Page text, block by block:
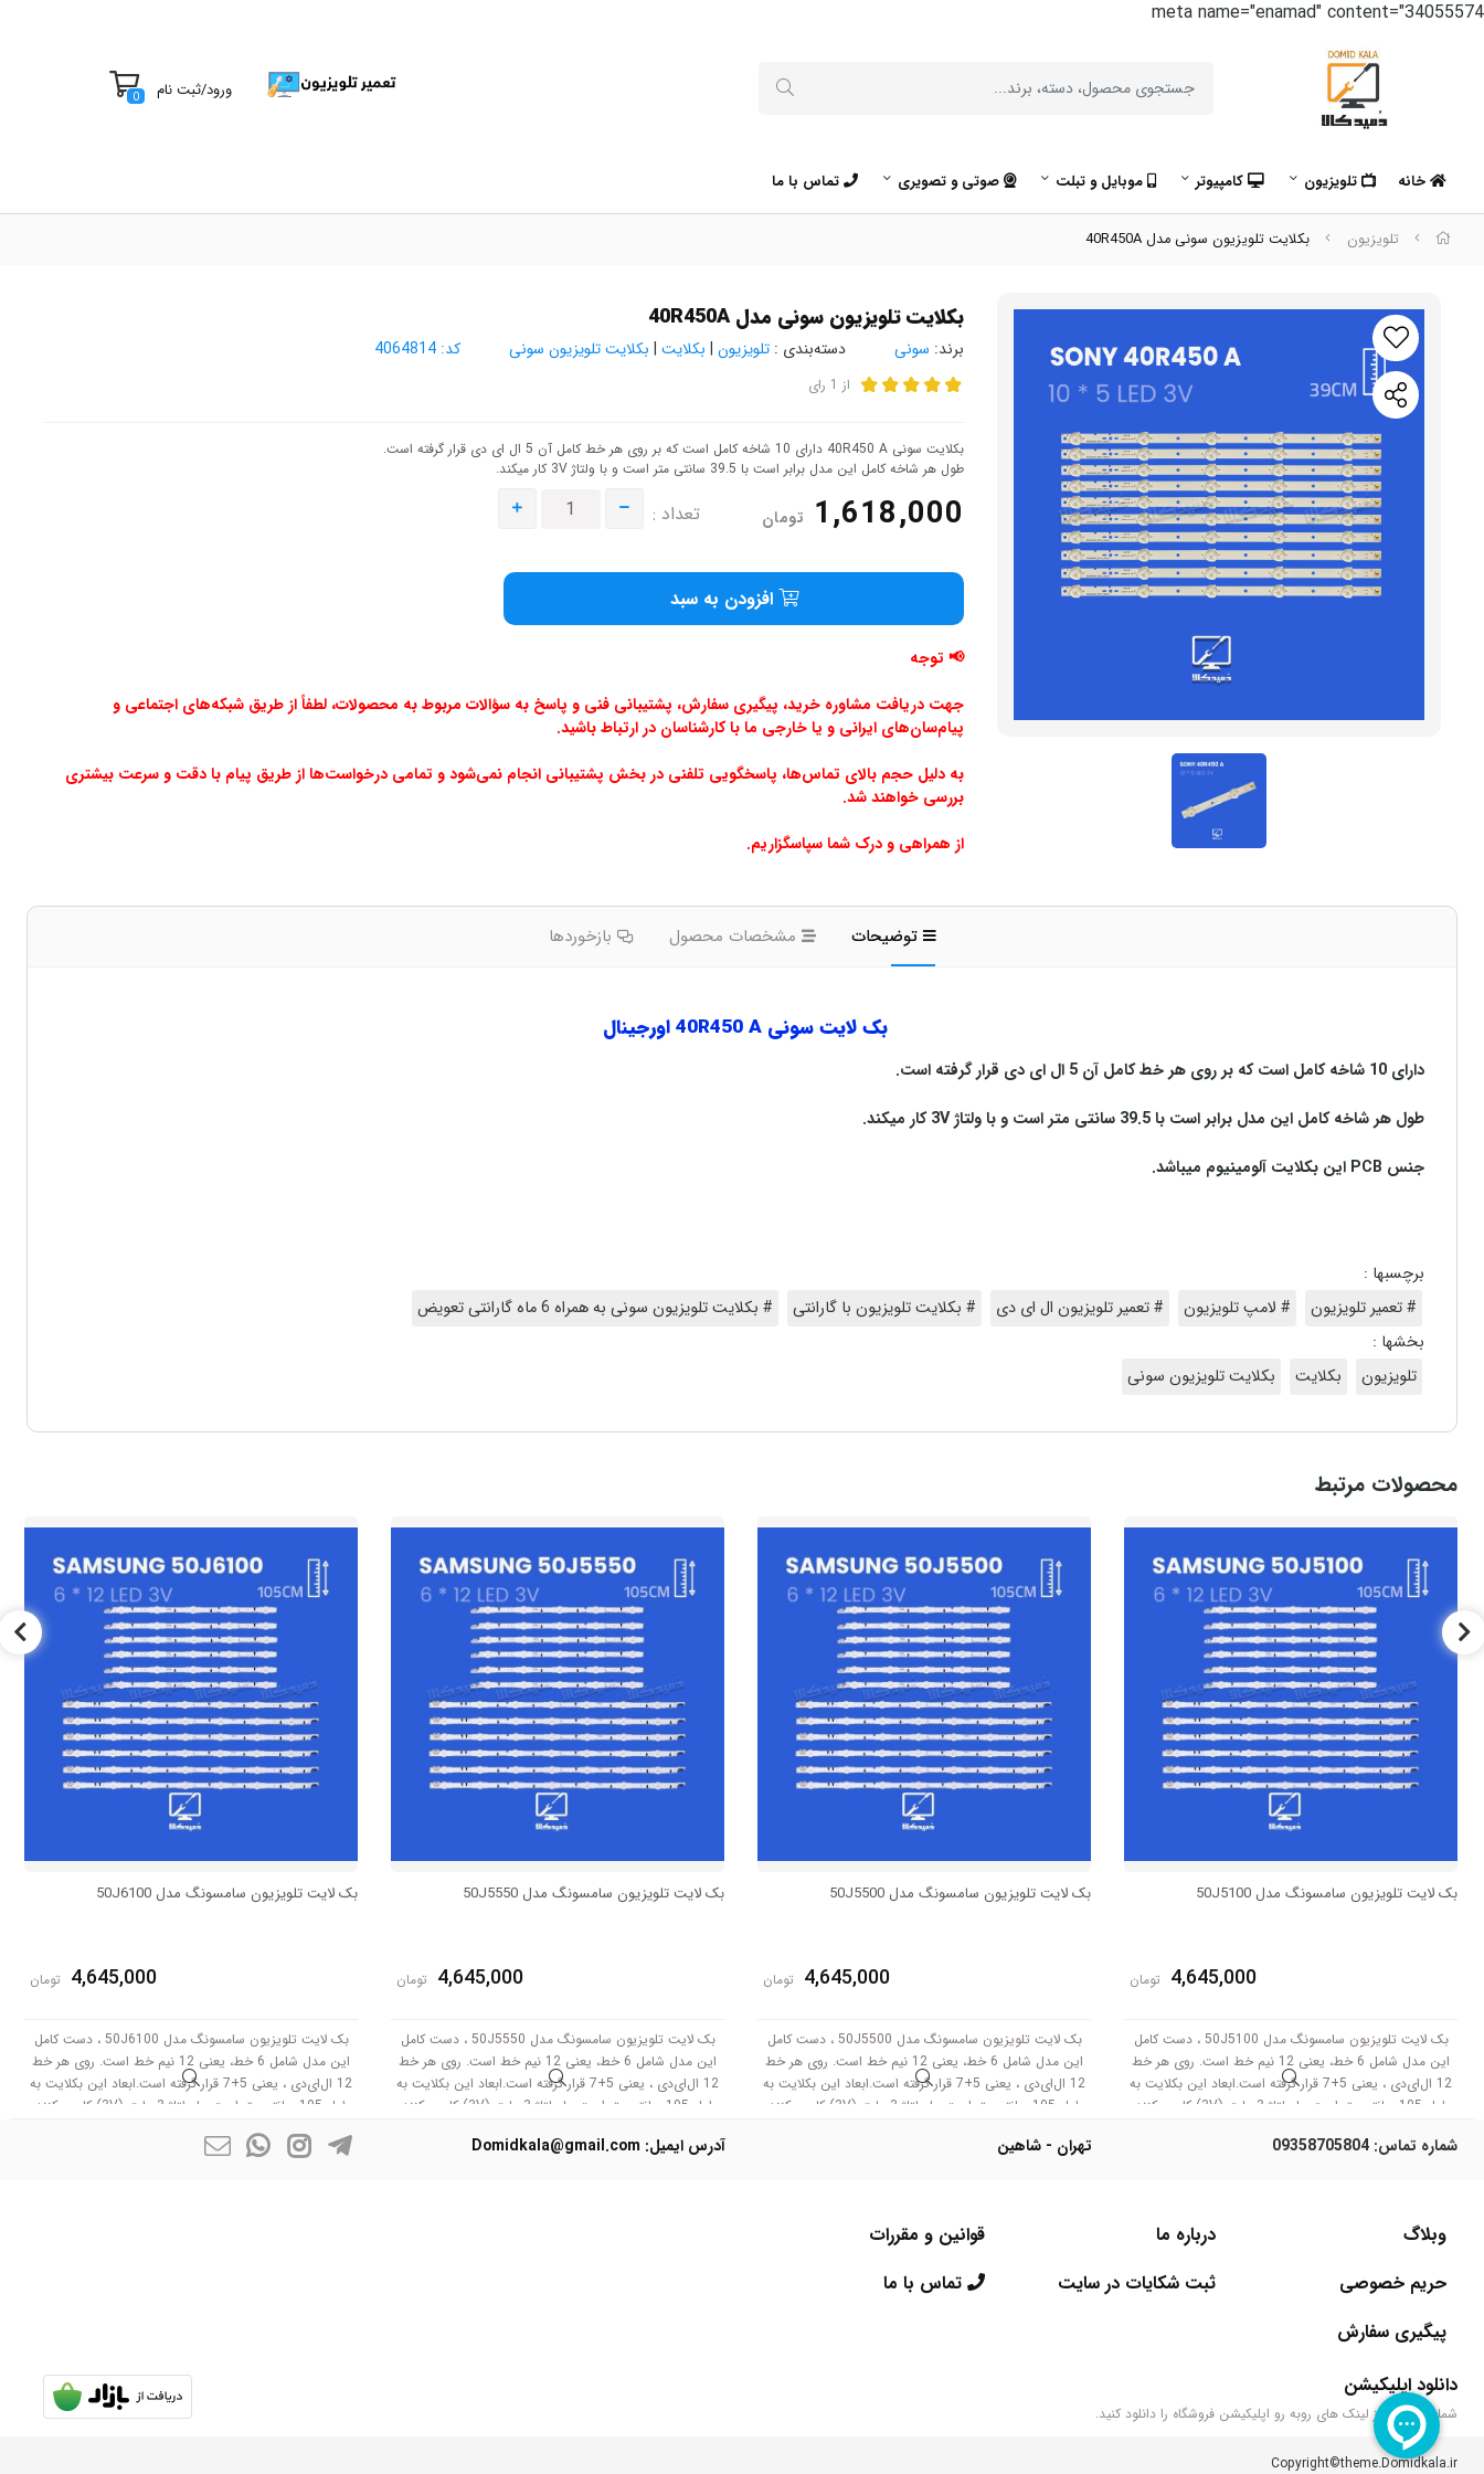
meta name="enamad" content="34055574
ورود/ثبت نام 0
خانه تلویزیون کامپیوتر موبایل و تبلت صوتی و تصویری تماس با ما
تلویزیون بکلایت تلویزیون سونی مدل 40R450A
بکلایت تلویزیون سونی مدل 40R450A
برند: سونی دسته‌بندی : تلویزیون | بکلایت | بکلایت تلویزیون سونی کد:
از 1 رای
بکلایت سونی 40R450 A دارای 10 شاخه کامل است که بر روی هر خط کامل آن 5 ال ای دی قرار گرفته است.
طول هر شاخه کامل این مدل برابر است با 39.5 سانتی متر است و با ولتاژ 3V کار میکند.
1,618,000 تومان تعداد :
افزودن به سبد
📢 توجه
جهت دریافت مشاوره خرید، پیگیری سفارش، پشتیبانی فنی و پاسخ به سؤالات مربوط به محصولات، لطفاً از طریق شبکه‌های اجتماعی و
پیام‌سان‌های ایرانی و یا خارجی ما با کارشناسان در ارتباط باشید.
به دلیل حجم بالای تماس‌ها، پاسخگویی تلفنی در بخش پشتیبانی انجام نمی‌شود و تمامی درخواست‌ها از طریق پیام با دقت و سرعت بیشتری
بررسی خواهند شد.
از همراهی و درک شما سپاسگزاریم.
توضیحات مشخصات محصول بازخوردها
بک لایت سونی 40R450 A اورجینال
دارای 10 شاخه کامل است که بر روی هر خط کامل آن 5 ال ای دی قرار گرفته است.
طول هر شاخه کامل این مدل برابر است با 39.5 سانتی متر است و با ولتاژ 3V کار میکند.
جنس PCB این بکلایت آلومینیوم میباشد.
برچسبها :
# تعمیر تلویزیون
# لامپ تلویزیون # تعمیر تلویزیون ال ای دی # بکلایت تلویزیون با گارانتی
# بکلایت تلویزیون سونی به همراه 6 ماه گارانتی تعویض
بخشها :
تلویزیون
بکلایت بکلایت تلویزیون سونی
محصولات مرتبط
بک لایت تلویزیون سامسونگ مدل 50J5100
4,645,000 تومان
بک لایت تلویزیون سامسونگ مدل 50J5100 ، دست کامل
این مدل شامل 6 خط، یعنی 12 نیم خط است. روی هر خط
12 ال‌ای‌دی ، یعنی 5+7 قرار گرفته است.ابعاد این بکلایت به
طول 105 سانتی متر است .با ولتاژ 3 ولت (3V) کار می‌کنند.
بک لایت تلویزیون سامسونگ مدل 50J5500
4,645,000 تومان
بک لایت تلویزیون سامسونگ مدل 50J5500 ، دست کامل
این مدل شامل 6 خط، یعنی 12 نیم خط است. روی هر خط
12 ال‌ای‌دی ، یعنی 5+7 قرار گرفته است.ابعاد این بکلایت به
طول 105 سانتی متر است .با ولتاژ 3 ولت (3V) کار می‌کنند.
بک لایت تلویزیون سامسونگ مدل 50J5550
4,645,000 تومان
بک لایت تلویزیون سامسونگ مدل 50J5550 ، دست کامل
این مدل شامل 6 خط، یعنی 12 نیم خط است. روی هر خط
12 ال‌ای‌دی ، یعنی 5+7 قرار گرفته است.ابعاد این بکلایت به
طول 105 سانتی متر است .با ولتاژ 3 ولت (3V) کار می‌کنند.
بک لایت تلویزیون سامسونگ مدل 50J6100
4,645,000 تومان
بک لایت تلویزیون سامسونگ مدل 50J6100 ، دست کامل
این مدل شامل 6 خط، یعنی 12 نیم خط است. روی هر خط
12 ال‌ای‌دی ، یعنی 5+7 قرار گرفته است.ابعاد این بکلایت به
طول 105 سانتی متر است .با ولتاژ 3 ولت (3V) کار می‌کنند.
شماره تماس: 09358705804 تهران - شاهین آدرس ایمیل: Domidkala@gmail.com
وبلاگ درباره ما
قوانین و مقررات
حریم خصوصی
ثبت شکایات در سایت
تماس با ما
پیگیری سفارش
دانلود اپلیکیشن
شما می‌توانید از لینک های روبه رو اپلیکیشن فروشگاه را دانلود کنید.
Copyright©theme.Domidkala.ir